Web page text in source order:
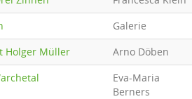
Galerie
Holger Müller Arno Döben
Eva-Maria
Berners